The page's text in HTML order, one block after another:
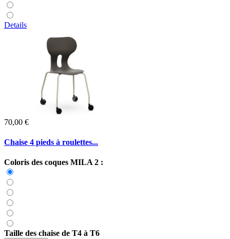
Details
70,00 €
Chaise 4 pieds à roulettes...
Coloris des coques MILA 2 :
Taille des chaise de T4 à T6